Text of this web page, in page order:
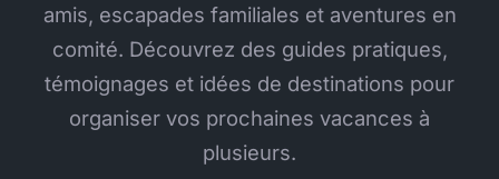
amis, escapades familiales et aventures en
comité. Découvrez des guides pratiques,
témoignages et idées de destinations pour
organiser vos prochaines vacances à
plusieurs.